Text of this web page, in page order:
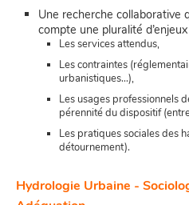
Une recherche collaborative
compte une pluralité
Les services attendus,
Les contraintes
urbanistiques…),
Les usages professionnels
pérennité du dispositif
Les pratiques sociales des
détournement).
Hydrologie Urbaine -